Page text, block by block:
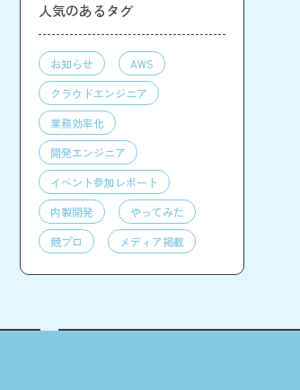
人気のあるタグ
お知らせ
AWS
クラウドエンジニア
業務効率化
開発エンジニア
イベント参加レポート
内製開発
やってみた
競プロ
メディア掲載